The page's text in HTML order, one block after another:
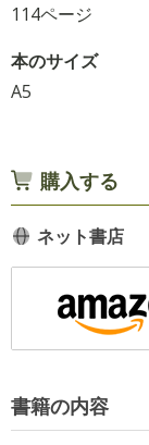
114ページ
本のサイズ
A5
購入する
ネット書店
書籍の内容